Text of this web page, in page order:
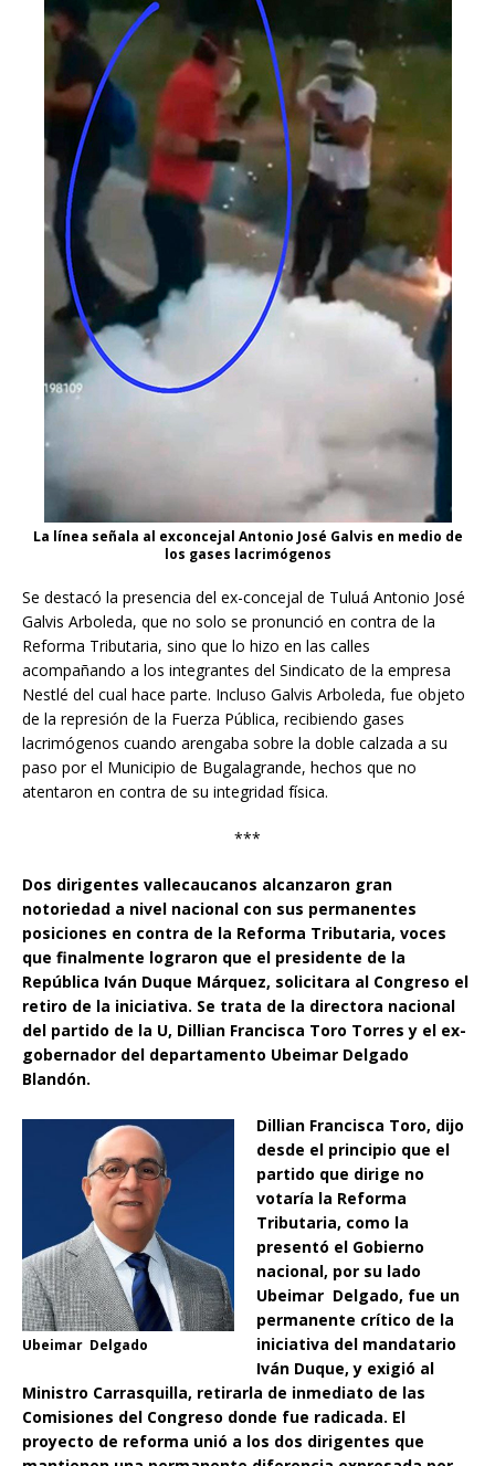
La línea señala al exconcejal Antonio José Galvis en medio de
los gases lacrimógenos
Se destacó la presencia del ex-concejal de Tuluá Antonio José
Galvis Arboleda, que no solo se pronunció en contra de la
Reforma Tributaria, sino que lo hizo en las calles
acompañando a los integrantes del Sindicato de la empresa
Nestlé del cual hace parte. Incluso Galvis Arboleda, fue objeto
de la represión de la Fuerza Pública, recibiendo gases
lacrimógenos cuando arengaba sobre la doble calzada a su
paso por el Municipio de Bugalagrande, hechos que no
atentaron en contra de su integridad física.
***
Dos dirigentes vallecaucanos alcanzaron gran
notoriedad a nivel nacional con sus permanentes
posiciones en contra de la Reforma Tributaria, voces
que finalmente lograron que el presidente de la
República Iván Duque Márquez, solicitara al Congreso el
retiro de la iniciativa. Se trata de la directora nacional
del partido de la U, Dillian Francisca Toro Torres y el ex-
gobernador del departamento Ubeimar Delgado
Blandón.
Ubeimar Delgado
Dillian Francisca Toro, dijo
desde el principio que el
partido que dirige no
votaría la Reforma
Tributaria, como la
presentó el Gobierno
nacional, por su lado
Ubeimar Delgado, fue un
permanente crítico de la
iniciativa del mandatario
Iván Duque, y exigió al
Ministro Carrasquilla, retirarla de inmediato de las
Comisiones del Congreso donde fue radicada. El
proyecto de reforma unió a los dos dirigentes que